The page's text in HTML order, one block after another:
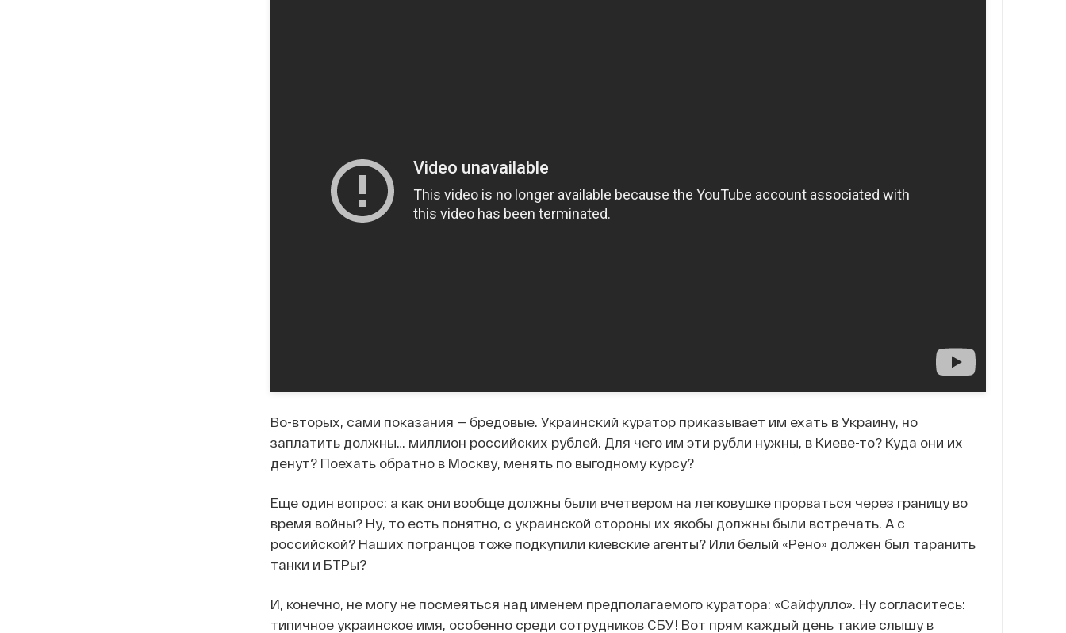
Во-вторых, сами показания — бредовые. Украинский куратор приказывает им ехать в Украину, но
заплатить должны… миллион российских рублей. Для чего им эти рубли нужны, в Киеве-то? Куда они их
денут? Поехать обратно в Москву, менять по выгодному курсу?
Еще один вопрос: а как они вообще должны были вчетвером на легковушке прорваться через границу во
время войны? Ну, то есть понятно, с украинской стороны их якобы должны были встречать. А с
российской? Наших погранцов тоже подкупили киевские агенты? Или белый «Рено» должен был таранить
танки и БТРы?
И, конечно, не могу не посмеяться над именем предполагаемого куратора: «Сайфулло». Ну согласитесь:
типичное украинское имя, особенно среди сотрудников СБУ! Вот прям каждый день такие слышу в